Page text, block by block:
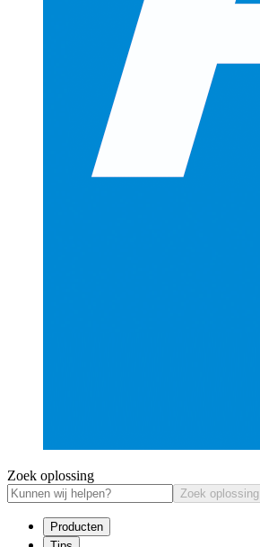
Zoek oplossing
Zoek oplossing
Producten